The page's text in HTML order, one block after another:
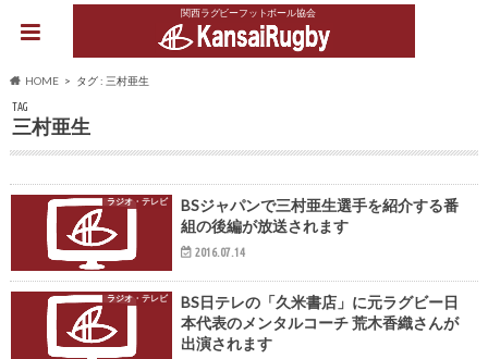
関西ラグビーフットボール協会
HOME タグ : 三村亜生
TAG
三村亜生
ラジオ・テレビ
BSジャパンで三村亜生選手を紹介する番
組の後編が放送されます
2016.07.14
ラジオ・テレビ
BS日テレの「久米書店」に元ラグビー日
本代表のメンタルコーチ 荒木香織さんが
出演されます